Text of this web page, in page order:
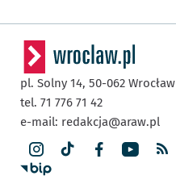
pl. Solny 14, 50-062 Wrocław
tel. 71 776 71 42
e-mail: redakcja@araw.pl